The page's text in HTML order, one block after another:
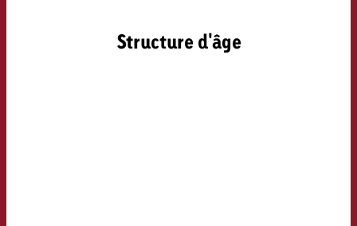
Structure d'âge